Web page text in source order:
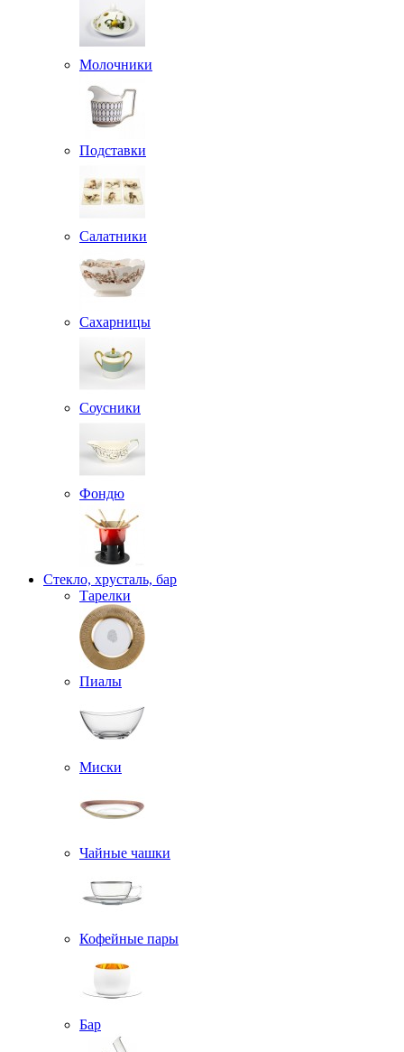
Молочники
Подставки
Салатники
Сахарницы
Соусники
Фондю
Стекло, хрусталь, бар
Тарелки
Пиалы
Миски
Чайные чашки
Кофейные пары
Бар